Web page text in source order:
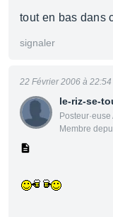
tout en bas dans
signaler
le-riz-se-
Posteur·euse
Membre
22 Février 2006 à 22:54